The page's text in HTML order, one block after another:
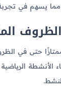
مما يسهم في
ممتازًا حتى في
الأنشطة